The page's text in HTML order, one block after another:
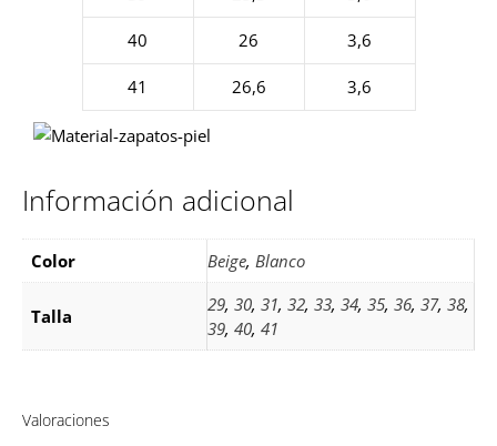
40 26 3,6
41 26,6 3,6
Información adicional
Color Beige, Blanco
Talla
29, 30, 31, 32, 33, 34, 35, 36, 37, 38,
39, 40, 41
Valoraciones